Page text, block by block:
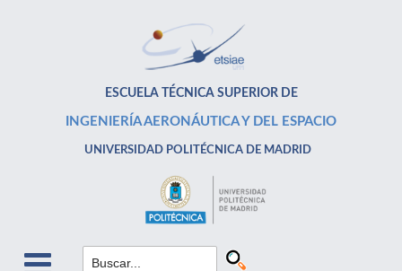
ESCUELA TÉCNICA SUPERIOR DE
INGENIERÍA AERONÁUTICA Y DEL ESPACIO
UNIVERSIDAD POLITÉCNICA DE MADRID